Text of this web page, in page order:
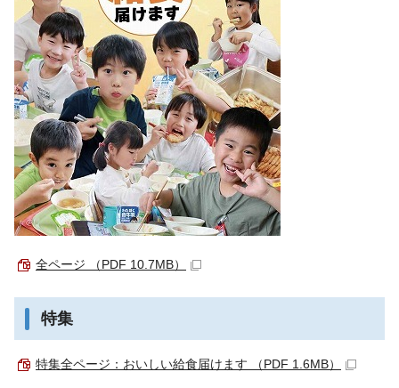
全ページ （PDF 10.7MB）
特集
特集全ページ：おいしい給食届けます （PDF 1.6MB）